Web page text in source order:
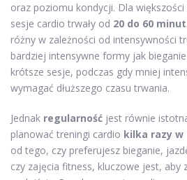
oraz poziomu kondycji. Dla
sesje cardio trwały od 20 do 60 minut
różny w zależności od intensywności
bardziej intensywne formy jak
krótsze sesje, podczas gdy mniej
wymagać dłuższego czasu trwania.
Jednak regularność jest równie
planować treningi cardio kilka razy
od tego, czy preferujesz bieganie,
czy zajęcia fitness, kluczowe jest, aby